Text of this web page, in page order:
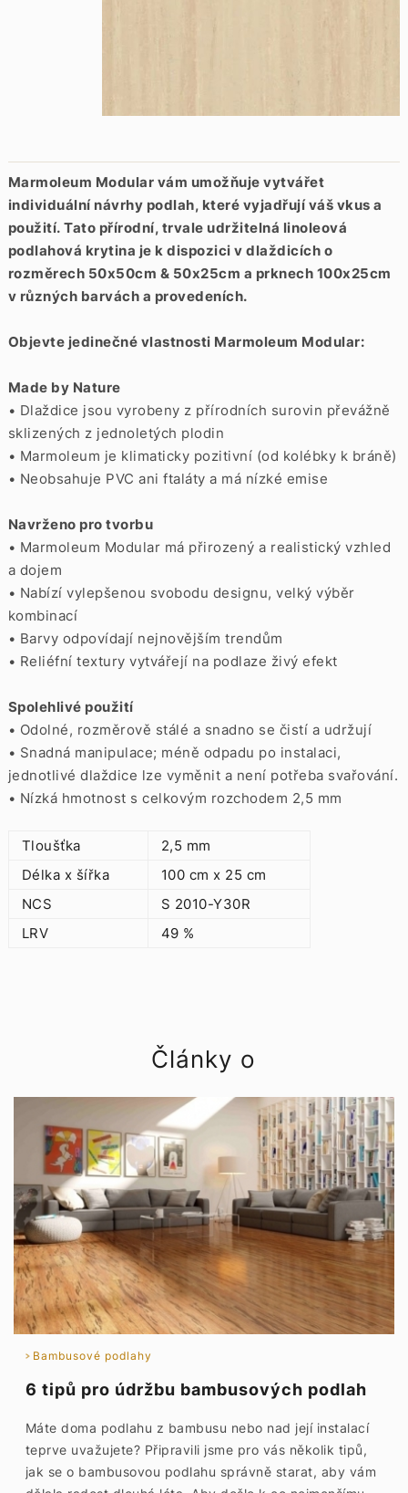
Marmoleum Modular vám umožňuje vytvářet
individuální návrhy podlah, které vyjadřují váš vkus a
použití. Tato přírodní, trvale udržitelná linoleová
podlahová krytina je k dispozici v dlaždicích o
rozměrech 50x50cm & 50x25cm a prknech 100x25cm
v různých barvách a provedeních.
Objevte jedinečné vlastnosti Marmoleum Modular:
Made by Nature
• Dlaždice jsou vyrobeny z přírodních surovin převážně
sklizených z jednoletých plodin
• Marmoleum je klimaticky pozitivní (od kolébky k bráně)
• Neobsahuje PVC ani ftaláty a má nízké emise
Navrženo pro tvorbu
• Marmoleum Modular má přirozený a realistický vzhled
a dojem
• Nabízí vylepšenou svobodu designu, velký výběr
kombinací
• Barvy odpovídají nejnovějším trendům
• Reliéfní textury vytvářejí na podlaze živý efekt
Spolehlivé použití
• Odolné, rozměrově stálé a snadno se čistí a udržují
• Snadná manipulace; méně odpadu po instalaci,
jednotlivé dlaždice lze vyměnit a není potřeba svařování.
• Nízká hmotnost s celkovým rozchodem 2,5 mm
Tloušťka
2,5 mm
Délka x šířka
100 cm x 25 cm
NCS
S 2010-Y30R
LRV
49 %
Články o
Bambusové podlahy
6 tipů pro údržbu bambusových podlah
Máte doma podlahu z bambusu nebo nad její instalací
teprve uvažujete? Připravili jsme pro vás několik tipů,
jak se o bambusovou podlahu správně starat, aby vám